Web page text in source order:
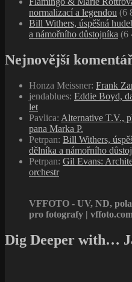
normalizací a legendou (6
Bill Withers, úspěšná
a námořního důstojníka (6
Nejnovější
Honza Meissner: Frank
jendablues: Eddie Boyd,
let
Pavlica: Alternative T.V.,
pana Marka P.
Petrpan: Bill Withers,
dělníka a námořního
Petrpan: Gil Evans:
orchestr
VFFOTO - UV, ND,
pro fotografy |
Dig Deeper with…